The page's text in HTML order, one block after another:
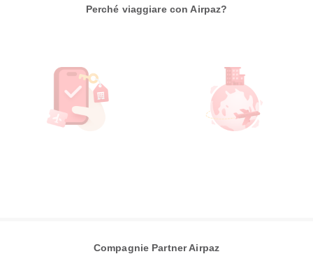
Perché viaggiare con Airpaz?
Compagnie Partner Airpaz